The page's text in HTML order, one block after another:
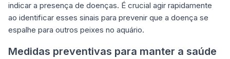
indicar a presença de doenças. É crucial agir rapidamente
ao identificar esses sinais para prevenir que a doença se
espalhe para outros peixes no aquário.
Medidas preventivas para manter a saúde